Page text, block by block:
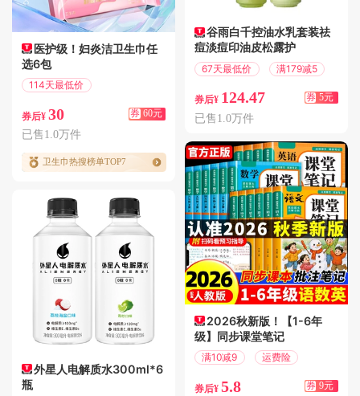
医护级！妇炎洁卫生巾任
选6包
114天最低价
券后¥ 30 券 60元
已售1.0万件
卫生巾热搜榜单TOP7
外星人电解质水300ml*6
瓶
谷雨白千控油水乳套装祛
痘淡痘印油皮松露护
67天最低价 满179减5
券后¥ 124.47 券 5元
已售1.0万件
2026秋新版！【1-6年
级】同步课堂笔记
满10减9 运费险
券后¥ 5.8 券 9元